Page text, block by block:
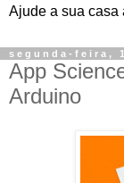
Ajude a sua casa
segunda-feira,
App
Arduino